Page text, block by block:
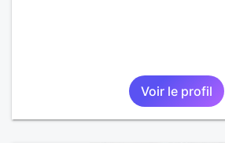
Voir le profil